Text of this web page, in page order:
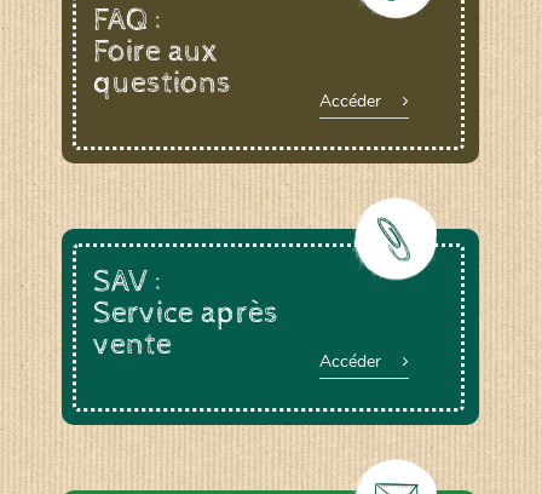
FAQ :
Foire aux
questions
Accéder
SAV :
Service après
vente
Accéder